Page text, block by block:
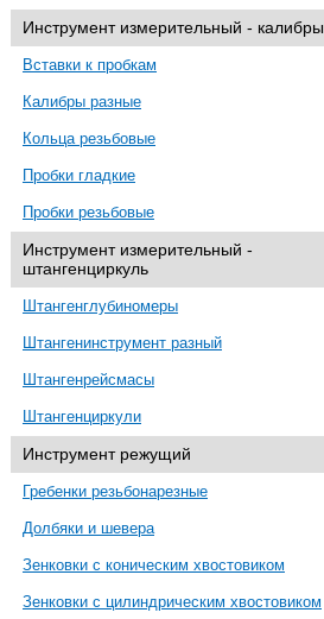
Инструмент измерительный - калибры
Вставки к пробкам
Калибры разные
Кольца резьбовые
Пробки гладкие
Пробки резьбовые
Инструмент измерительный -
штангенциркуль
Штангенглубиномеры
Штангенинструмент разный
Штангенрейсмасы
Штангенциркули
Инструмент режущий
Гребенки резьбонарезные
Долбяки и шевера
Зенковки с коническим хвостовиком
Зенковки с цилиндрическим хвостовиком